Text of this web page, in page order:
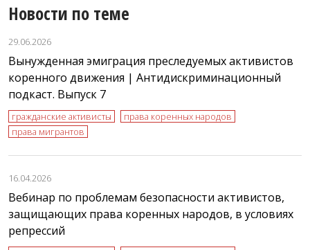
Новости по теме
29.06.2026
Вынужденная эмиграция преследуемых активистов
коренного движения | Антидискриминационный
подкаст. Выпуск 7
гражданские активисты
права коренных народов
права мигрантов
16.04.2026
Вебинар по проблемам безопасности активистов,
защищающих права коренных народов, в условиях
репрессий